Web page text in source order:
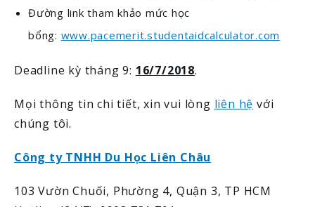
Đường link tham khảo mức học
bổng: www.pacemerit.studentaidcalculator.com
Deadline kỳ tháng 9: 16/7/2018.
Mọi thông tin chi tiết, xin vui lòng liên hệ với
chúng tôi.
Công ty TNHH Du Học Liên Châu
103 Vườn Chuối, Phường 4, Quận 3, TP HCM